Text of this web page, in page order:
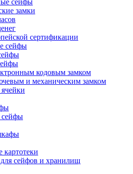
сейфы
замки
сертификации
сейфы
кодовым замком
и механическим замком
сейфы
картотеки
сейфов и хранилищ